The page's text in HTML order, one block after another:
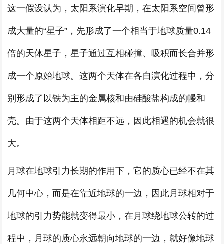
这一假设认为，太阳系演化早期，在太阳系空间曾形
成大量的“星子”，先形成了一个相当于地球质量0.14
倍的天体星子，星子通过互相碰撞、吸积而长合并形
成一个原始地球。这两个天体在各自演化过程中，分
别形成了以铁为主的金属核和由硅酸盐构成的幔和
壳。由于这两个天体相距不远，因此相遇的机会就很
大。
月球在地球引力长期的作用下，它的质心已经不在其
几何中心，而是在靠近地球的一边，因此月球相对于
地球的引力势能就变得最小，在月球绕地球公转的过
程中，月球的质心永远朝向地球的一边，就好像地球